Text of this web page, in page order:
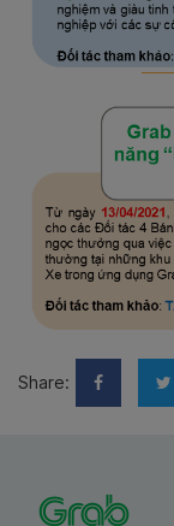
Share: